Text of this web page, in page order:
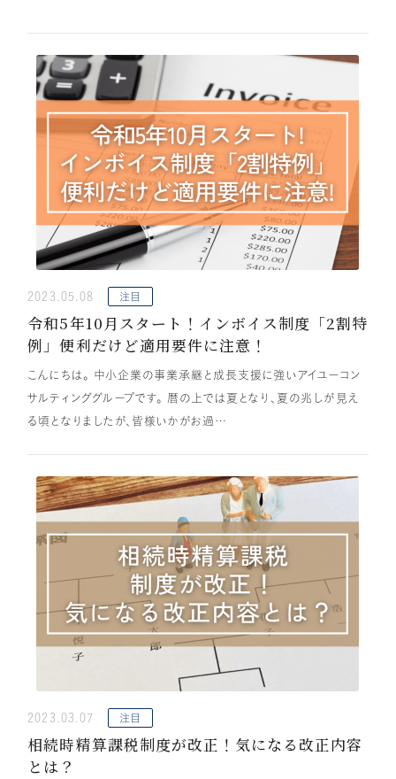
相続専門サイト
アドバイザリーサービス
IUダイレクト
IU相続クラブ リクルートサイト
2023.05.08 注目
令和5年10月スタート！インボイス制度「2割特
例」便利だけど適用要件に注意！
こんにちは。 中小企業の事業承継と成長支援に強いアイユーコン
サルティンググループです。 暦の上では夏となり、夏の兆しが見え
る頃となりましたが、皆様いかがお過…
2023.03.07 注目
相続時精算課税制度が改正！気になる改正内容
とは？